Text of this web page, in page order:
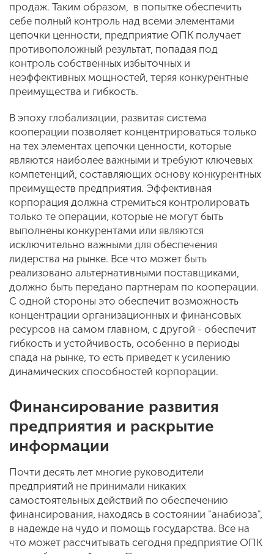
продаж. Таким образом, в попытке обеспечить
себе полный контроль над всеми элементами
цепочки ценности, предприятие ОПК получает
противоположный результат, попадая под
контроль собственных избыточных и
неэффективных мощностей, теряя конкурентные
преимущества и гибкость.
В эпоху глобализации, развитая система
кооперации позволяет концентрироваться только
на тех элементах цепочки ценности, которые
являются наиболее важными и требуют ключевых
компетенций, составляющих основу конкурентных
преимуществ предприятия. Эффективная
корпорация должна стремиться контролировать
только те операции, которые не могут быть
выполнены конкурентами или являются
исключительно важными для обеспечения
лидерства на рынке. Все что может быть
реализовано альтернативными поставщиками,
должно быть передано партнерам по кооперации.
С одной стороны это обеспечит возможность
концентрации организационных и финансовых
ресурсов на самом главном, с другой - обеспечит
гибкость и устойчивость, особенно в периоды
спада на рынке, то есть приведет к усилению
динамических способностей корпорации.
Финансирование развития
предприятия и раскрытие
информации
Почти десять лет многие руководители
предприятий не принимали никаких
самостоятельных действий по обеспечению
финансирования, находясь в состоянии "анабиоза",
в надежде на чудо и помощь государства. Все на
что может рассчитывать сегодня предприятие ОПК